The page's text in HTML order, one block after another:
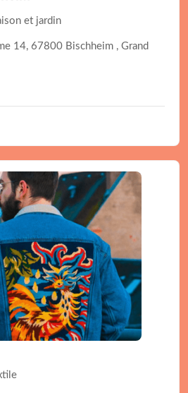
et jardin
14, 67800 Bischheim , Grand